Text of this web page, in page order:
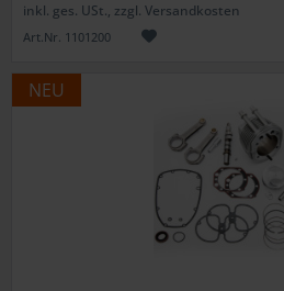
inkl. ges. USt., zzgl. Versandkosten
Art.Nr. 1101200
NEU